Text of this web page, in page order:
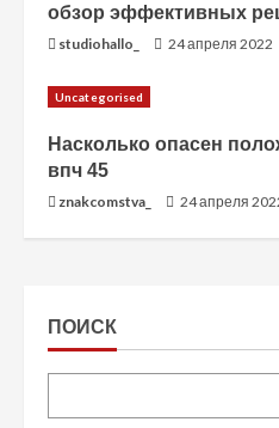
обзор эффективных
studiohallo_ 24 апреля 2022
Uncategorised
Насколько опасен
впч 45
znakcomstva_ 24 апреля
ПОИСК